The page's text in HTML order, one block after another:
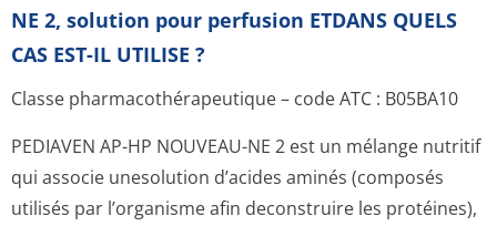
NE 2, solution pour perfusion ETDANS QUELS
CAS EST-IL UTILISE ?
Classe pharmacothéra­peutique – code ATC : B05BA10
PEDIAVEN AP-HP NOUVEAU-NE 2 est un mélange nutritif
qui associe unesolution d’acides aminés (composés
utilisés par l’organisme afin deconstruire les protéines),